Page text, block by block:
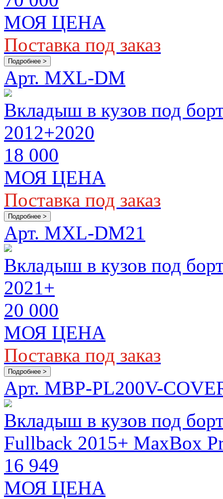
МОЯ ЦЕНА
Поставка под заказ
Подробнее >
Арт. MXL-DM
Вкладыш в кузов под
2012+2020
18 000
МОЯ ЦЕНА
Поставка под заказ
Подробнее >
Арт. MXL-DM21
Вкладыш в кузов под
2021+
20 000
МОЯ ЦЕНА
Поставка под заказ
Подробнее >
Арт. MBP-PL200V-
Вкладыш в кузов под
Fullback 2015+ MaxBox
16 949
МОЯ ЦЕНА